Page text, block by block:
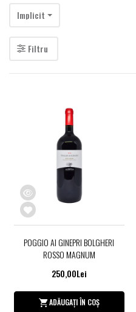
Implicit
Filtru
POGGIO AI GINEPRI BOLGHERI
ROSSO MAGNUM
250,00Lei
ADĂUGAȚI ÎN COȘ